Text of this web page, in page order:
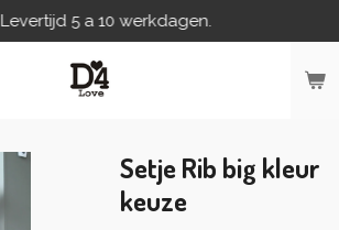
Levertijd 5 a 10 werkdagen.
Setje Rib big kleur
keuze